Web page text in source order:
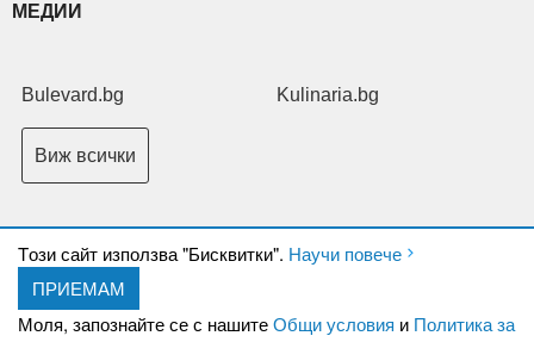
Tози сайт използва "Бисквитки". Научи повече
ПРИЕМАМ
Моля, запознайте се с нашитеОбщи условия и Политика за
МЕДИИ
Bulevard.bg Kulinaria.bg
Виж всички
Copyright © 2026 Ксениум ООД. Всички права запазени.
XeniumCompany.com